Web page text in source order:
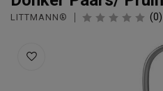
LITTMANN® (0)